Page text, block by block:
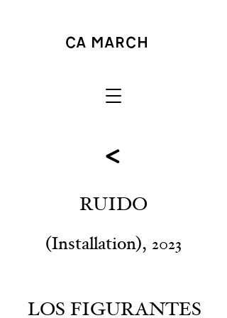
<
RUIDO
(Installation), 2023
LOS FIGURANTES